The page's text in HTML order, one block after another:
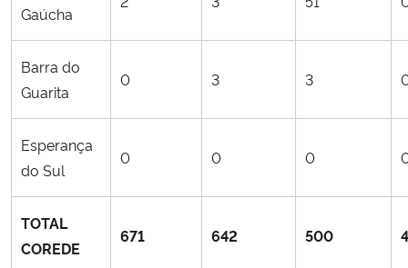
Gaúcha
Barra do
Guarita
0 3 3
Esperança
do Sul
0 0 0
TOTAL
COREDE
671 642 500